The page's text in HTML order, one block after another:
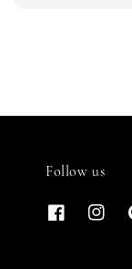
Follow us